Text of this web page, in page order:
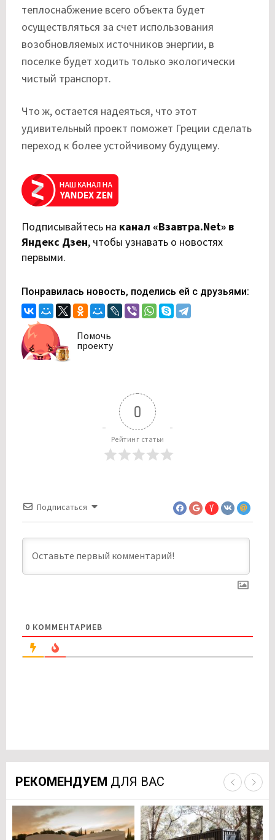
теплоснабжение всего объекта будет
осуществляться за счет использования
возобновляемых источников энергии, в
поселке будет ходить только экологически
чистый транспорт.
Что ж, остается надеяться, что этот
удивительный проект поможет Греции сделать
переход к более устойчивому будущему.
Подписывайтесь на канал «Взавтра.Net» в
Яндекс Дзен, чтобы узнавать о новостях
первыми.
Понравилась новость, поделись ей с друзьями:
Помочь
проекту
0
Рейтинг статьи
Подписаться
0 КОММЕНТАРИЕВ
РЕКОМЕНДУЕМ ДЛЯ ВАС